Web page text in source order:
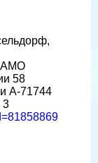
58
A-71744
3